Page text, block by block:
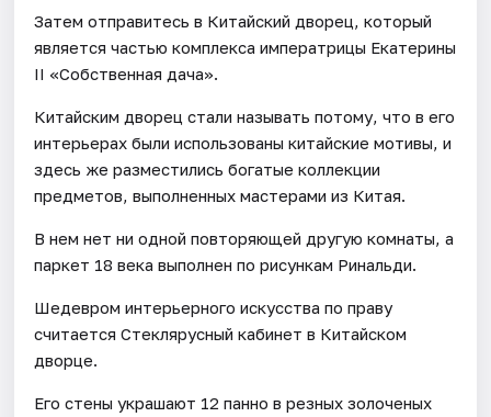
Затем отправитесь в Китайский дворец, который
является частью комплекса императрицы Екатерины
II «Собственная дача».
Китайским дворец стали называть потому, что в его
интерьерах были использованы китайские мотивы, и
здесь же разместились богатые коллекции
предметов, выполненных мастерами из Китая.
В нем нет ни одной повторяющей другую комнаты, а
паркет 18 века выполнен по рисункам Ринальди.
Шедевром интерьерного искусства по праву
считается Стеклярусный кабинет в Китайском
дворце.
Его стены украшают 12 панно в резных золоченых